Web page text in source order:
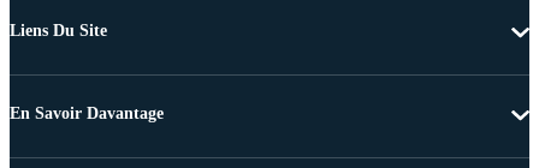
Liens Du Site
En Savoir Davantage